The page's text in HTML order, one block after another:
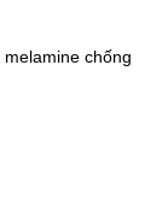
chống